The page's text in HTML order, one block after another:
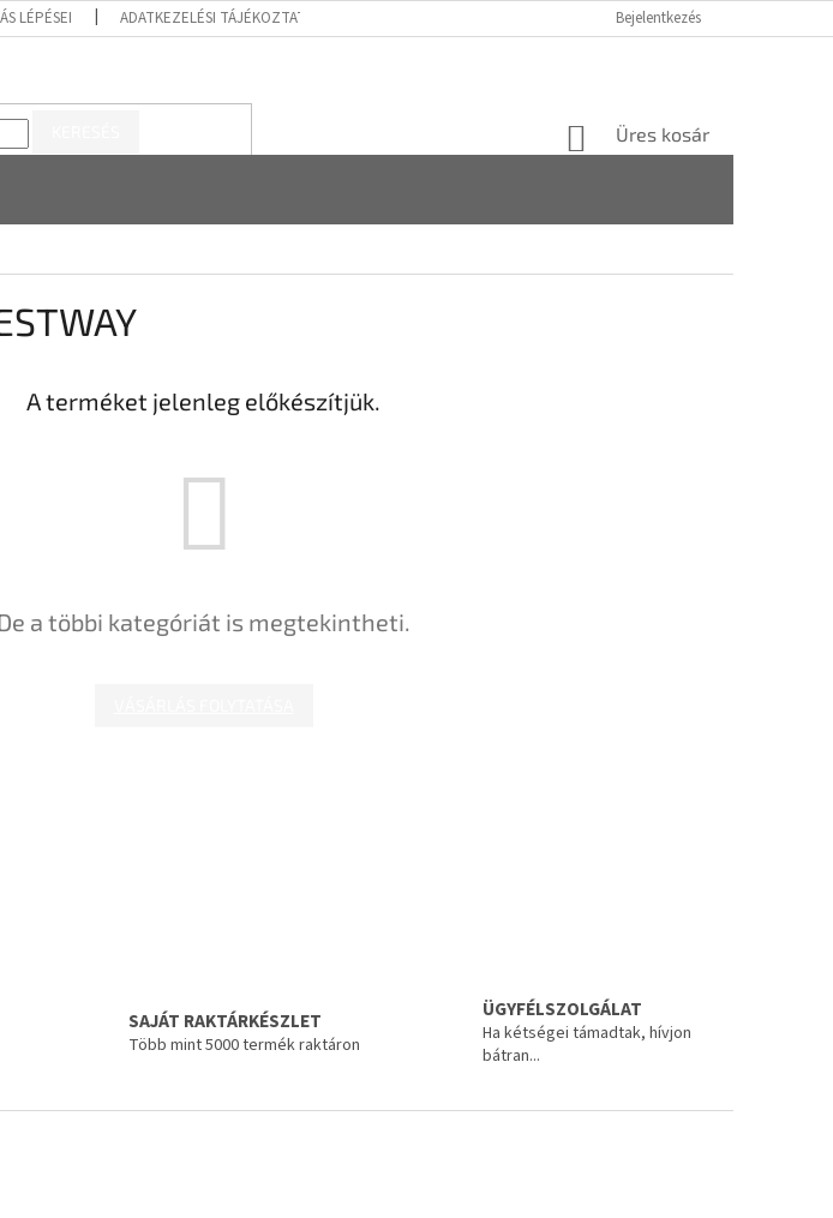
LÉPÉSEI ADATKEZELÉSI TÁJÉKOZTATÓ GDPR FOGYASZTÓVÉDELMI TÁJÉKOZTATÓ JOGI NYILATKOZAT
Bejelentkezés
KOSÁR
Üres kosár
A terméket jelenleg előkészítjük.
a többi kategóriát is megtekintheti.
SAJÁT RAKTÁRKÉSZLET
Több mint 5000 termék raktáron
ÜGYFÉLSZOLGÁLAT
Ha kétségei támadtak, hívjon
bátran...